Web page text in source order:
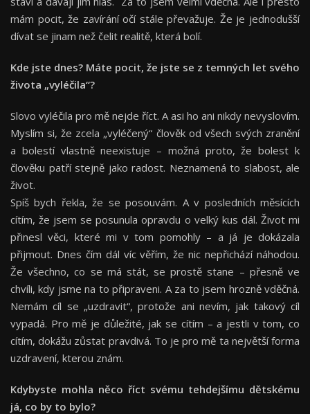
mám pocit, že zavírání očí stále převažuje. Že je jednodušší
dívat se jinam než čelit realitě, která bolí.
Kde jste dnes? Máte pocit, že jste se z temných let svého
života „vyléčila“?
Slovo vyléčila pro mě nejde říct. A asi ho ani nikdy nevyslovím.
Myslím si, že zcela „vyléčený“ člověk od všech svých zranění
a bolestí vlastně neexistuje – možná proto, že bolest k
člověku patří stejně jako radost. Neznamená to slabost, ale
život.
Spíš bych řekla, že se posouvám. A v posledních měsících
cítím, že jsem se posunula opravdu o velký kus dál. Život mi
přinesl věci, které mi v tom pomohly – a já je dokázala
přijmout. Dnes čím dál víc věřím, že nic nepřichází náhodou.
Že všechno, co se má stát, se prostě stane – přesně ve
chvíli, kdy jsme na to připraveni. A za to jsem hrozně vděčná.
Nemám cíl se „uzdravit“, protože ani nevím, jak takový cíl
vypadá. Pro mě je důležité, jak se cítím – a jestli v tom, co
cítím, dokážu zůstat pravdivá. To je pro mě ta největší forma
uzdravení, kterou znám.
Kdybyste mohla něco říct svému tehdejšímu dětskému
já, co by to bylo?